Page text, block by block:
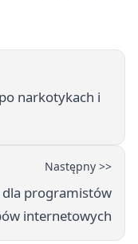
narkotykach i
Następny >>
dla programistów
internetowych